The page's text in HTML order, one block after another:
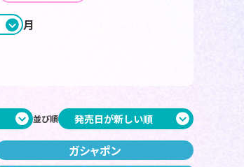
月
並び順
ガシャポン